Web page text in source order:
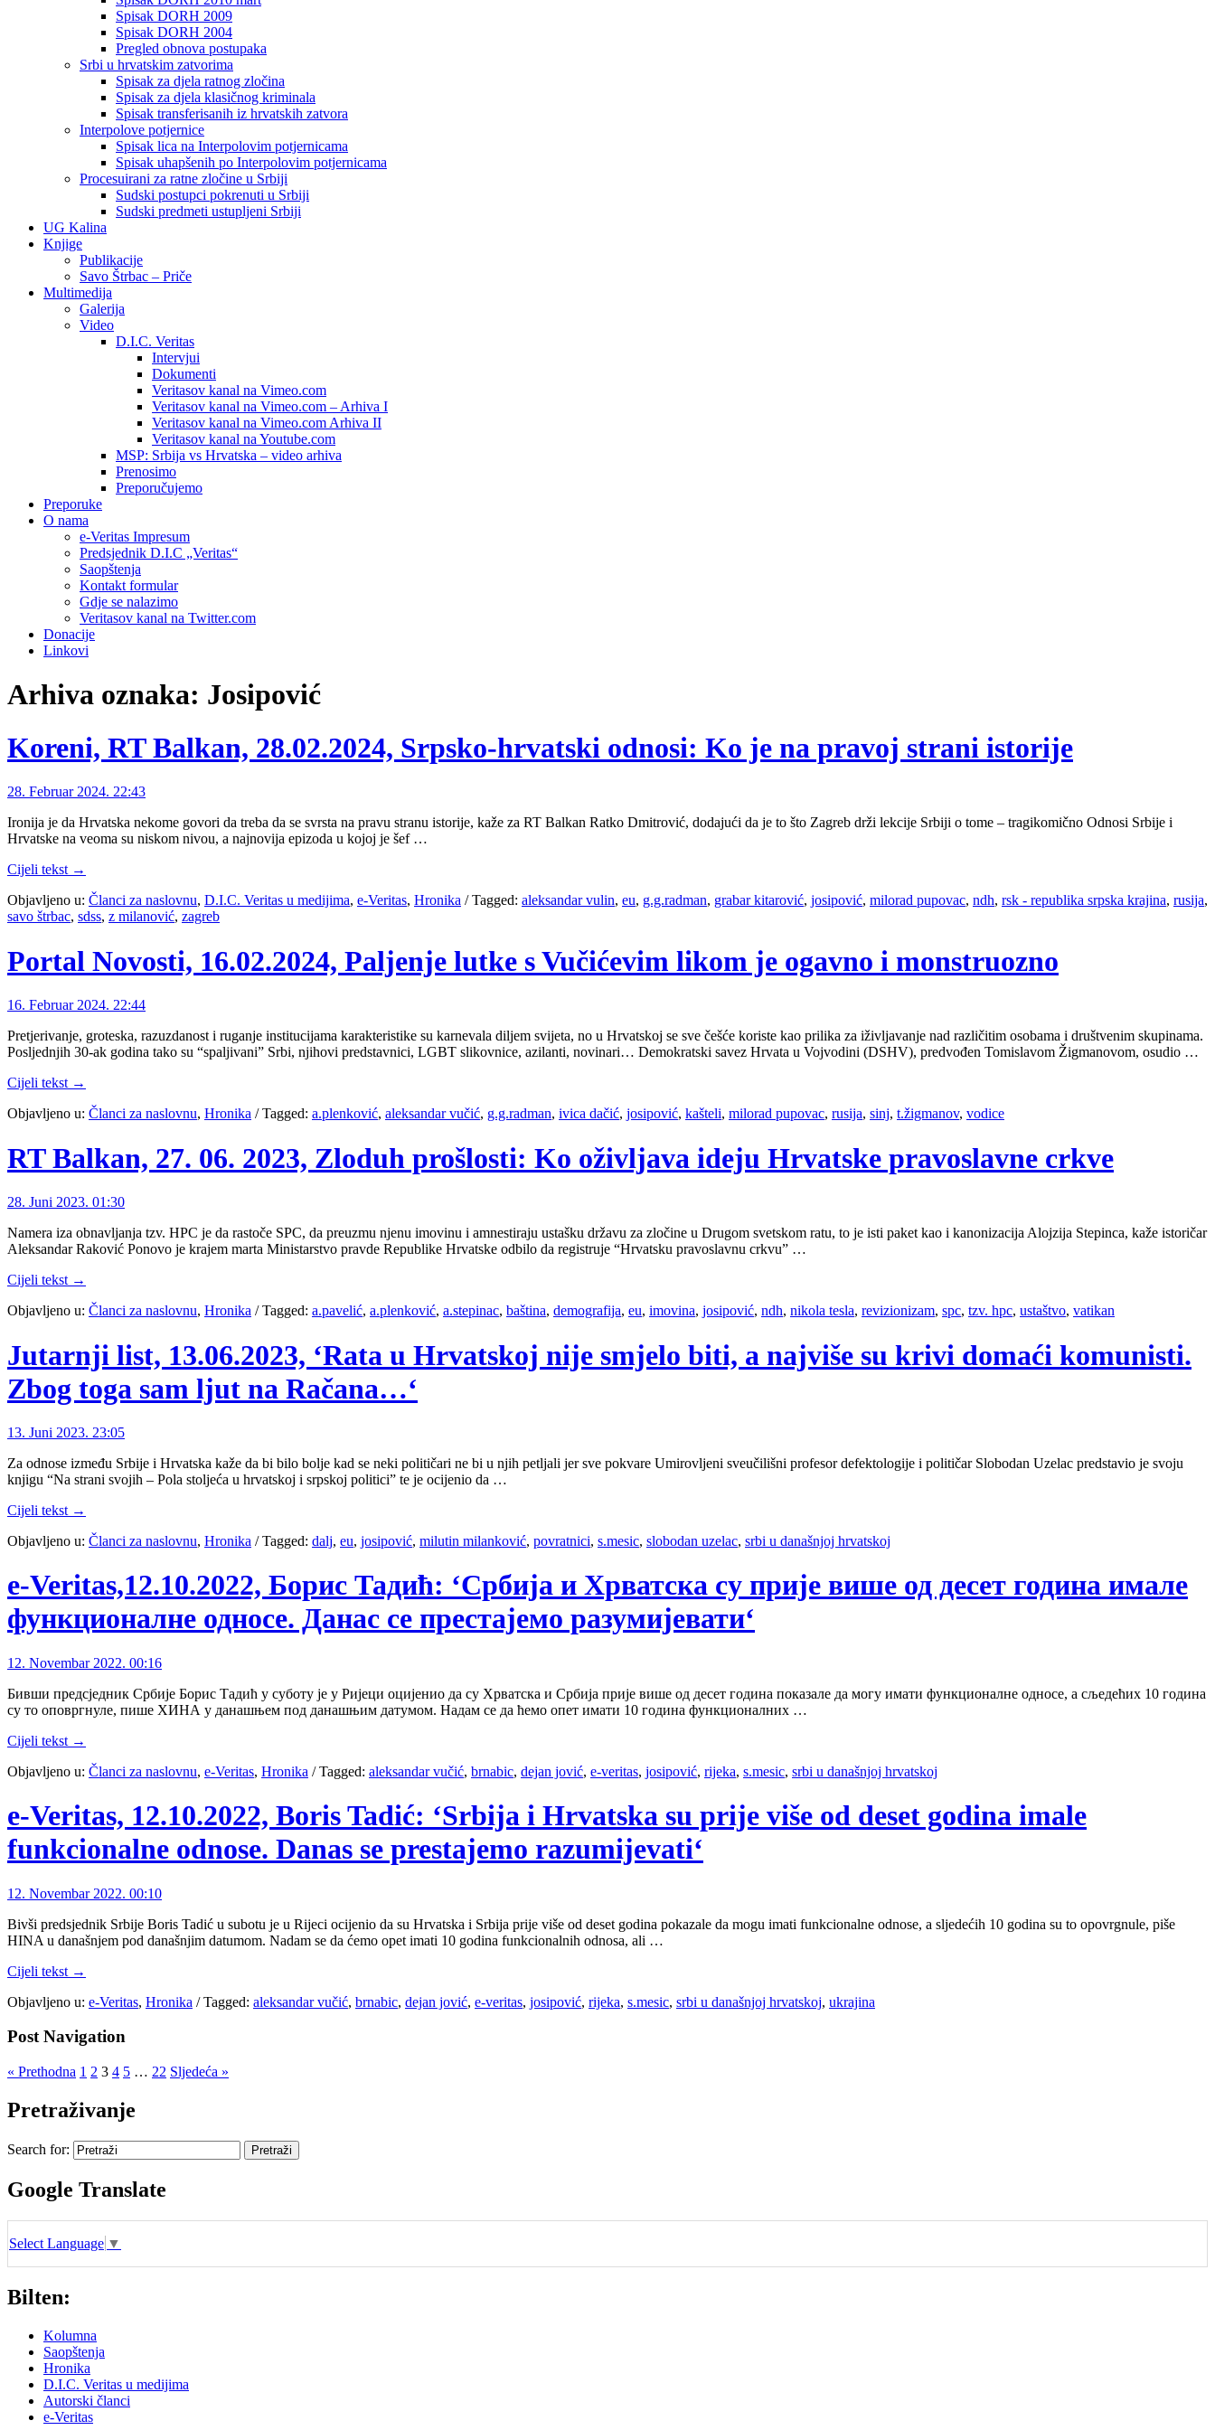
Spisak DORH 2009
Spisak DORH 2004
Pregled obnova postupaka
Srbi u hrvatskim zatvorima
Spisak za djela ratnog zločina
Spisak za djela klasičnog kriminala
Spisak transferisanih iz hrvatskih zatvora
Interpolove potjernice
Spisak lica na Interpolovim potjernicama
Spisak uhapšenih po Interpolovim potjernicama
Procesuirani za ratne zločine u Srbiji
Sudski postupci pokrenuti u Srbiji
Sudski predmeti ustupljeni Srbiji
UG Kalina
Knjige
Publikacije
Savo Štrbac – Priče
Multimedija
Galerija
Video
D.I.C. Veritas
Intervjui
Dokumenti
Veritasov kanal na Vimeo.com
Veritasov kanal na Vimeo.com – Arhiva I
Veritasov kanal na Vimeo.com Arhiva II
Veritasov kanal na Youtube.com
MSP: Srbija vs Hrvatska – video arhiva
Prenosimo
Preporučujemo
Preporuke
O nama
e-Veritas Impresum
Predsjednik D.I.C „Veritas“
Saopštenja
Kontakt formular
Gdje se nalazimo
Veritasov kanal na Twitter.com
Donacije
Linkovi
Arhiva oznaka: Josipović
Koreni, RT Balkan, 28.02.2024, Srpsko-hrvatski odnosi: Ko je na pravoj strani istorije
28. Februar 2024. 22:43
Ironija je da Hrvatska nekome govori da treba da se svrsta na pravu stranu istorije, kaže za RT Balkan Ratko Dmitrović, dodajući da je to što Zagreb drži lekcije Srbiji o tome – tragikomično Odnosi Srbije i
Hrvatske na veoma su niskom nivou, a najnovija epizoda u kojoj je šef …
Cijeli tekst →
Objavljeno u: Članci za naslovnu, D.I.C. Veritas u medijima, e-Veritas, Hronika /Tagged: aleksandar vulin, eu, g.g.radman, grabar kitarović, josipović, milorad pupovac, ndh, rsk - republika srpska krajina, rusija,
savo štrbac, sdss, z milanović, zagreb
Portal Novosti, 16.02.2024, Paljenje lutke s Vučićevim likom je ogavno i monstruozno
16. Februar 2024. 22:44
Pretjerivanje, groteska, razuzdanost i ruganje institucijama karakteristike su karnevala diljem svijeta, no u Hrvatskoj se sve češće koriste kao prilika za iživljavanje nad različitim osobama i društvenim skupinama.
Posljednjih 30-ak godina tako su “spaljivani” Srbi, njihovi predstavnici, LGBT slikovnice, azilanti, novinari… Demokratski savez Hrvata u Vojvodini (DSHV), predvođen Tomislavom Žigmanovom, osudio …
Cijeli tekst →
Objavljeno u: Članci za naslovnu, Hronika /Tagged: a.plenković, aleksandar vučić, g.g.radman, ivica dačić, josipović, kašteli, milorad pupovac, rusija, sinj, t.žigmanov, vodice
RT Balkan, 27. 06. 2023, Zloduh prošlosti: Ko oživljava ideju Hrvatske pravoslavne crkve
28. Juni 2023. 01:30
Namera iza obnavljanja tzv. HPC je da rastoče SPC, da preuzmu njenu imovinu i amnestiraju ustašku državu za zločine u Drugom svetskom ratu, to je isti paket kao i kanonizacija Alojzija Stepinca, kaže istoričar
Aleksandar Raković Ponovo je krajem marta Ministarstvo pravde Republike Hrvatske odbilo da registruje “Hrvatsku pravoslavnu crkvu” …
Cijeli tekst →
Objavljeno u: Članci za naslovnu, Hronika /Tagged: a.pavelić, a.plenković, a.stepinac, baština, demografija, eu, imovina, josipović, ndh, nikola tesla, revizionizam, spc, tzv. hpc, ustaštvo, vatikan
Jutarnji list, 13.06.2023, ‘Rata u Hrvatskoj nije smjelo biti, a najviše su krivi domaći komunisti.
Zbog toga sam ljut na Račana…‘
13. Juni 2023. 23:05
Za odnose između Srbije i Hrvatska kaže da bi bilo bolje kad se neki političari ne bi u njih petljali jer sve pokvare Umirovljeni sveučilišni profesor defektologije i političar Slobodan Uzelac predstavio je svoju
knjigu “Na strani svojih – Pola stoljeća u hrvatskoj i srpskoj politici” te je ocijenio da …
Cijeli tekst →
Objavljeno u: Članci za naslovnu, Hronika /Tagged: dalj, eu, josipović, milutin milanković, povratnici, s.mesic, slobodan uzelac, srbi u današnjoj hrvatskoj
e-Veritas,12.10.2022, Борис Тадић: ‘Србија и Хрватска су прије више од десет година имале
функционалне односе. Данас се престајемо разумијевати‘
12. Novembar 2022. 00:16
Бивши предсједник Србије Борис Тадић у суботу је у Ријеци оцијенио да су Хрватска и Србија прије више од десет година показале да могу имати функционалне односе, а сљедећих 10 година
су то оповргнуле, пише ХИНА у данашњем под данашњим датумом. Надам се да ћемо опет имати 10 година функционалних …
Cijeli tekst →
Objavljeno u: Članci za naslovnu, e-Veritas, Hronika /Tagged: aleksandar vučić, brnabic, dejan jović, e-veritas, josipović, rijeka, s.mesic, srbi u današnjoj hrvatskoj
e-Veritas, 12.10.2022, Boris Tadić: ‘Srbija i Hrvatska su prije više od deset godina imale
funkcionalne odnose. Danas se prestajemo razumijevati‘
12. Novembar 2022. 00:10
Bivši predsjednik Srbije Boris Tadić u subotu je u Rijeci ocijenio da su Hrvatska i Srbija prije više od deset godina pokazale da mogu imati funkcionalne odnose, a sljedećih 10 godina su to opovrgnule, piše
HINA u današnjem pod današnjim datumom. Nadam se da ćemo opet imati 10 godina funkcionalnih odnosa, ali …
Cijeli tekst →
Objavljeno u: e-Veritas, Hronika /Tagged: aleksandar vučić, brnabic, dejan jović, e-veritas, josipović, rijeka, s.mesic, srbi u današnjoj hrvatskoj, ukrajina
Post Navigation
« Prethodna 1 2 3 4 5 … 22 Sljedeća »
Pretraživanje
Search for:
Google Translate
Select Language ▼
Bilten:
Kolumna
Saopštenja
Hronika
D.I.C. Veritas u medijima
Autorski članci
e-Veritas